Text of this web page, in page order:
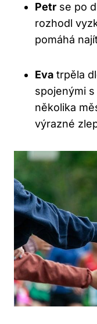
Petr se po
rozhodl
pomáhá
Eva trpěla
spojenými
několika
výrazné